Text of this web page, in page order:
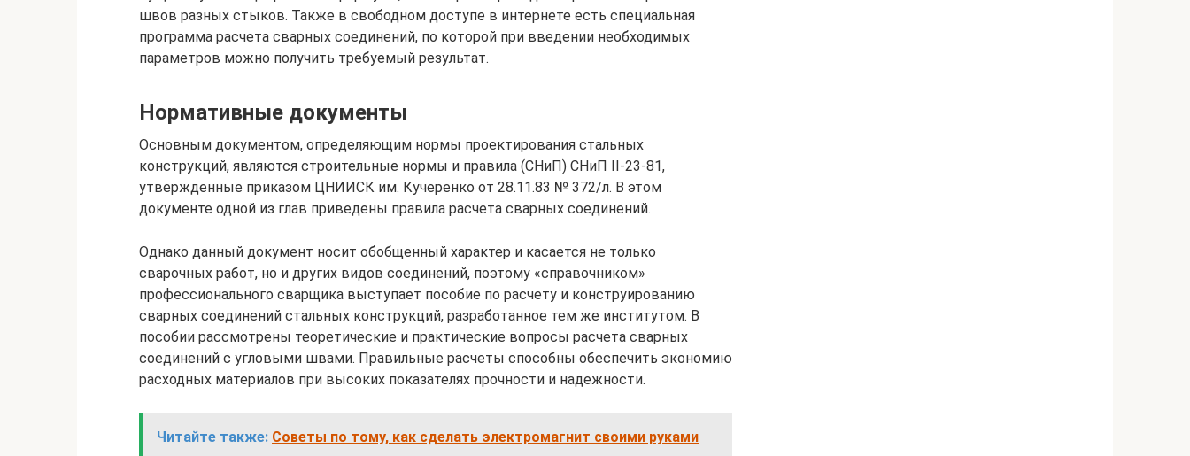
швов разных стыков. Также в свободном доступе в интернете есть специальная
программа расчета сварных соединений, по которой при введении необходимых
параметров можно получить требуемый результат.
Нормативные документы
Основным документом, определяющим нормы проектирования стальных
конструкций, являются строительные нормы и правила (СНиП) СНиП II-23-81,
утвержденные приказом ЦНИИСК им. Кучеренко от 28.11.83 № 372/л. В этом
документе одной из глав приведены правила расчета сварных соединений.
Однако данный документ носит обобщенный характер и касается не только
сварочных работ, но и других видов соединений, поэтому «справочником»
профессионального сварщика выступает пособие по расчету и конструированию
сварных соединений стальных конструкций, разработанное тем же институтом. В
пособии рассмотрены теоретические и практические вопросы расчета сварных
соединений с угловыми швами. Правильные расчеты способны обеспечить экономию
расходных материалов при высоких показателях прочности и надежности.
Читайте также: Советы по тому, как сделать электромагнит своими руками